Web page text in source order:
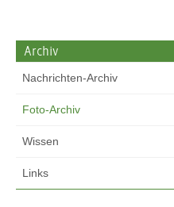
Archiv
Nachrichten-Archiv
Foto-Archiv
Wissen
Links